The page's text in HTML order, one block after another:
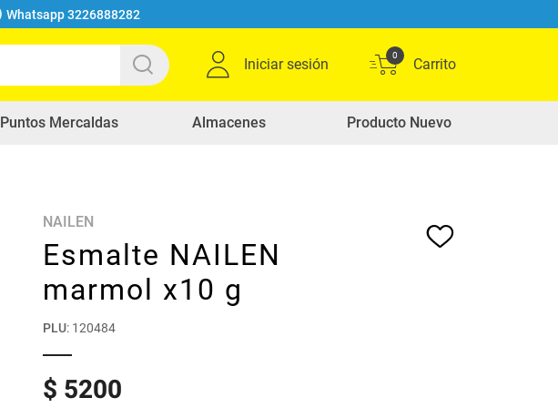
Whatsapp 3226888282
Iniciar sesión
0
Puntos Mercaldas Almacenes Producto Nuevo
NAILEN
Esmalte NAILEN
marmol x10 g
PLU: 120484
$ 5200